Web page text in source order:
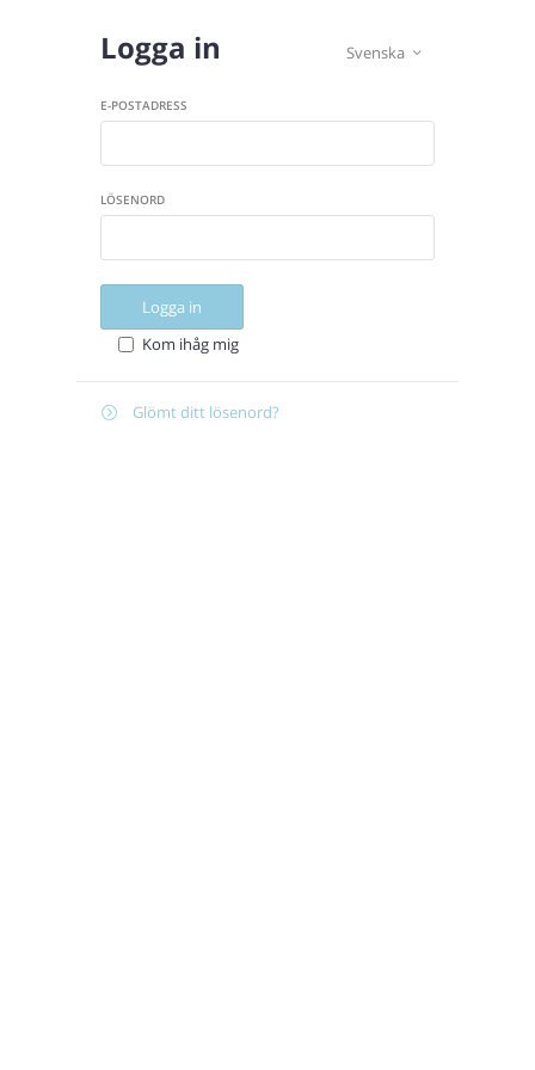
Svenska 
Logga in
E-POSTADRESS
LÖSENORD
Logga in
Kom ihåg mig
 Glömt ditt lösenord?